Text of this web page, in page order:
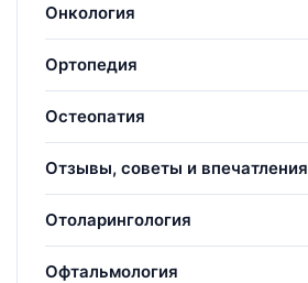
Онкология
Ортопедия
Остеопатия
Отзывы, советы и впечатления
Отоларингология
Офтальмология